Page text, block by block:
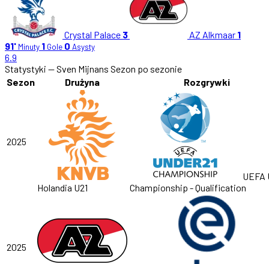
Crystal Palace 3 AZ Alkmaar 1
91' Minuty 1 Gole 0 Asysty
6.9
Statystyki — Sven Mijnans Sezon po sezonie
Sezon
Drużyna Rozgrywki
2025
Holandia U21
UEFA
Championship - Qualification
2025